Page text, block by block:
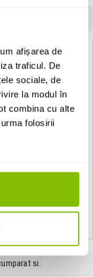
afișarea de
traficul. De
sociale, de
la modul în
combina cu alte
folosirii
si: